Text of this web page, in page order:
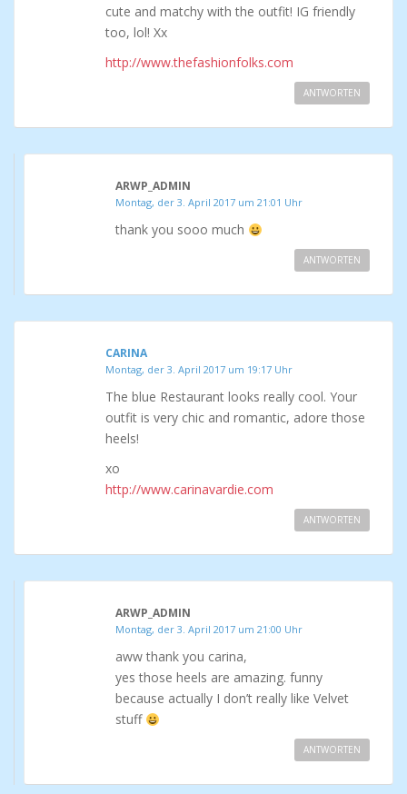
cute and matchy with the outfit! IG friendly
too, lol! Xx
http://www.thefashionfolks.com
ANTWORTEN
ARWP_ADMIN
Montag, der 3. April 2017 um 21:01 Uhr
thank you sooo much
ANTWORTEN
CARINA
Montag, der 3. April 2017 um 19:17 Uhr
The blue Restaurant looks really cool. Your
outfit is very chic and romantic, adore those
heels!
xo
http://www.carinavardie.com
ANTWORTEN
ARWP_ADMIN
Montag, der 3. April 2017 um 21:00 Uhr
aww thank you carina,
yes those heels are amazing. funny
because actually I don’t really like Velvet
stuff
ANTWORTEN